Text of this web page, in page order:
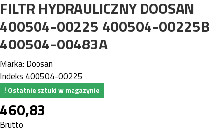
FILTR HYDRAULICZNY DOOSAN
400504-00225 400504-00225B
400504-00483A
Marka: Doosan
Indeks 400504-00225
Ostatnie sztuki w magazynie
460,83
Brutto